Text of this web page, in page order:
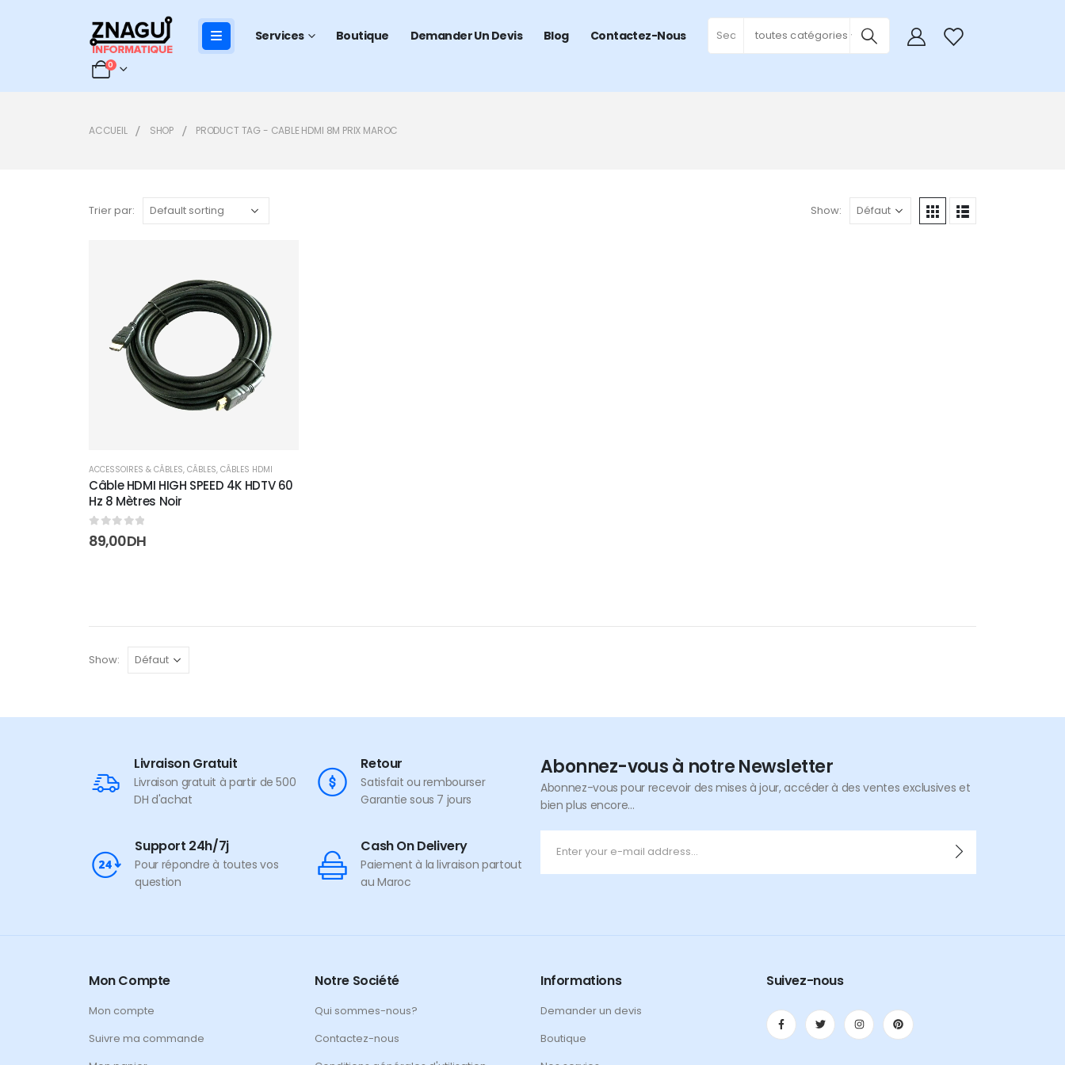
Services Boutique Demander Un Devis Blog Contactez-Nous toutes catégories 0
0
ACCUEIL SHOP PRODUCT TAG - CABLE HDMI 8M PRIX MAROC
Trier par: Show:
wishlist
ACCESSOIRES & CÂBLES, CÂBLES, CÂBLES HDMI
Câble HDMI HIGH SPEED 4K HDTV 60
Hz 8 Mètres Noir
0sur 5
89,00DH
Show:
Livraison Gratuit
Livraison gratuit à partir de 500
DH d'achat
Retour
Satisfait ou rembourser
Garantie sous 7 jours
Support 24h/7j
Pour répondre à toutes vos
question
Cash On Delivery
Paiement à la livraison partout
au Maroc
Abonnez-vous à notre Newsletter
Abonnez-vous pour recevoir des mises à jour, accéder à des ventes exclusives et
bien plus encore...
Mon Compte
Mon compte
Suivre ma commande
Notre Société
Qui sommes-nous?
Contactez-nous
Informations
Demander un devis
Boutique
Suivez-nous